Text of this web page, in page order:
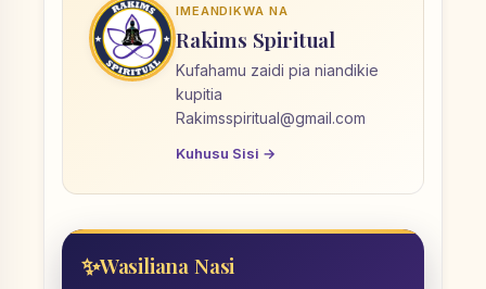
IMEANDIKWA NA
Rakims Spiritual
Kufahamu zaidi pia niandikie
kupitia
Rakimsspiritual@gmail.com
Kuhusu Sisi →
Wasiliana Nasi